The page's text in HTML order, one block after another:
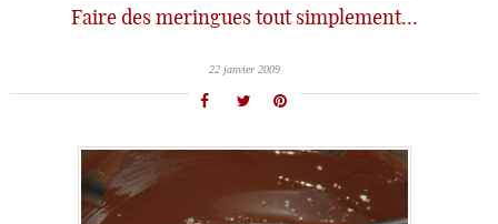
Faire des meringues tout simplement…
22 janvier 2009